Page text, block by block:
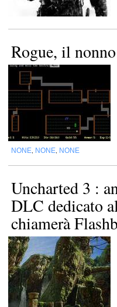
Rogue, il
NONE NONE NONE
Uncharted 3 :
DLC dedicato
chiamerà